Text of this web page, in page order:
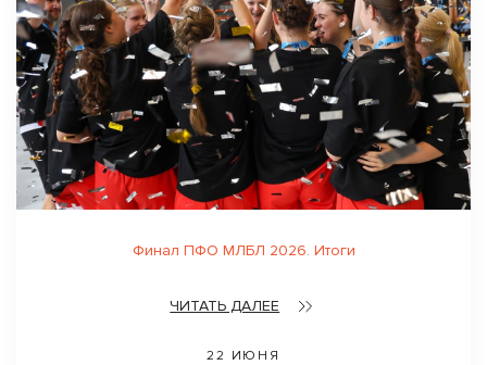
Финал ПФО МЛБЛ 2026. Итоги
ЧИТАТЬ ДАЛЕЕ
22 ИЮНЯ